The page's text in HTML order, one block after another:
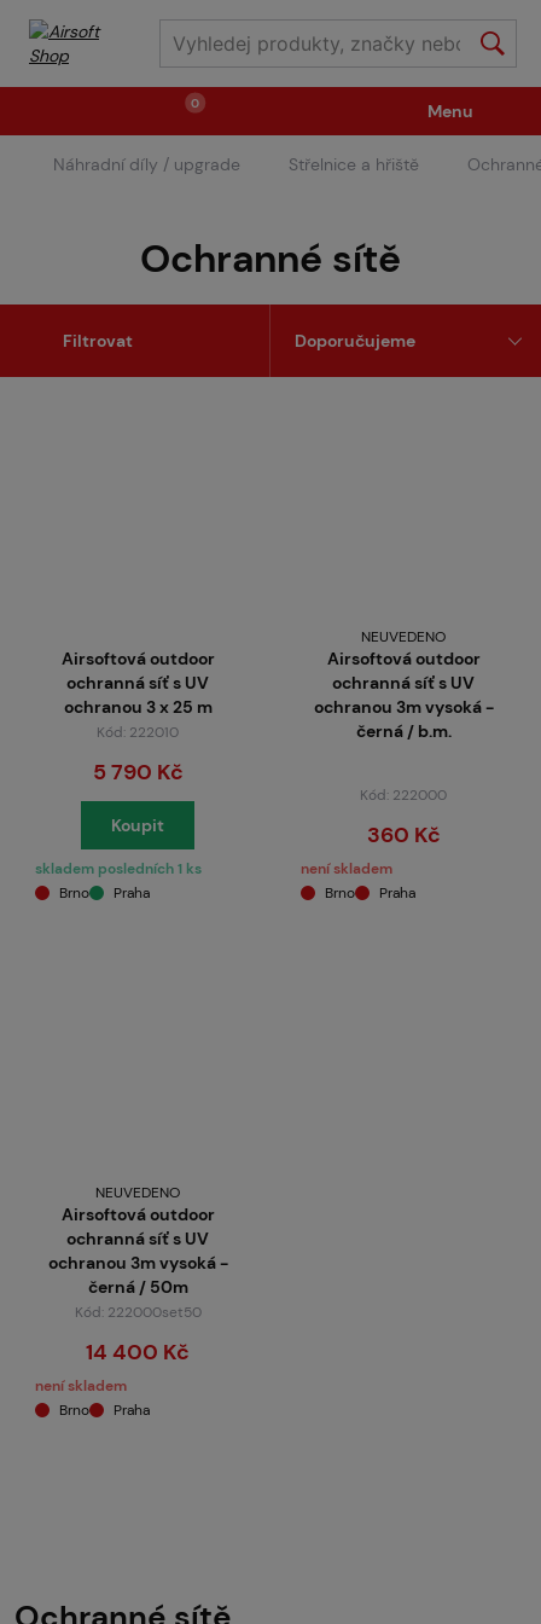
0
Zbraně Střelivo / plyny
Náhradní díly / upgrade Příslušenství ke zbraním
Výstroj Oblečení / boty Pyrotechnika
Menu
Náhradní díly / upgrade Střelnice a hřiště
Ochranné sítě
Filtrovat
Airsoftová outdoor
ochranná síť s UV
ochranou 3 x 25 m
Kód: 222010
5 790 Kč
Koupit
skladem posledních 1 ks
Brno
Praha
NEUVEDENO
Airsoftová outdoor
ochranná síť s UV
ochranou 3m vysoká -
černá / b.m.
Kód: 222000
360 Kč
není skladem
Brno
Praha
NEUVEDENO
Airsoftová outdoor
ochranná síť s UV
ochranou 3m vysoká -
černá / 50m
Kód: 222000set50
14 400 Kč
není skladem
Brno
Praha